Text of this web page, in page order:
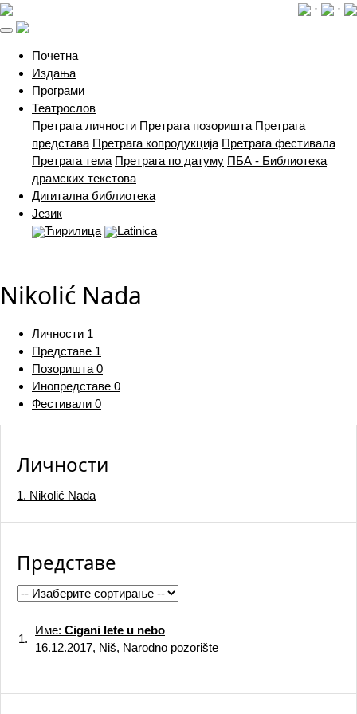
· ·
Почетна(current)
Издања
Програми
Театрослов
Претрага личности Претрага позоришта Претрага
представа Претрага копродукција Претрага фестивала
Претрага тема Претрага по датуму ПБА - Библиотека
драмских текстова
Дигитална библиотека
Језик
Ћирилица
Latinica
Nikolić Nada
Личности 1
Представе 1
Позоришта 0
Инопредставе 0
Фестивали 0
Личности
1. Nikolić Nada
Представе
1.
Име: Cigani lete u nebo
16.12.2017, Niš, Narodno pozorište